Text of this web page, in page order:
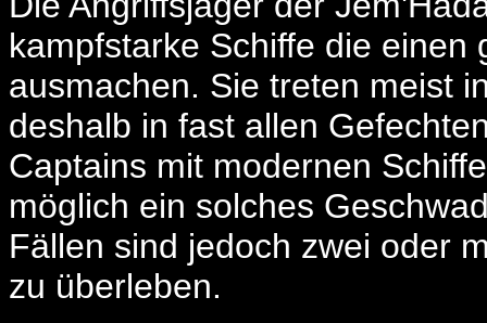
kampfstarke Schiffe die einen
ausmachen. Sie treten meist
deshalb in fast allen
Captains mit modernen
möglich ein solches
Fällen sind jedoch zwei oder
zu überleben.